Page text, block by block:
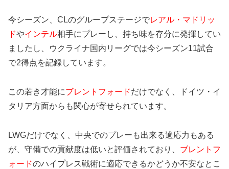
今シーズン、CLのグループステージでレアル・マドリッ
ドやインテル相手にプレーし、持ち味を存分に発揮してい
ましたし、ウクライナ国内リーグでは今シーズン11試合
で2得点を記録しています。
この若き才能にブレントフォードだけでなく、ドイツ・イ
タリア方面からも関心が寄せられています。
LWGだけでなく、中央でのプレーも出来る適応力もある
が、守備での貢献度は低いと評価されており、 ブレントフ
ォードのハイプレス戦術に適応できるかどうか不安なとこ